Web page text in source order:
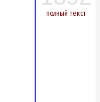
полный текст